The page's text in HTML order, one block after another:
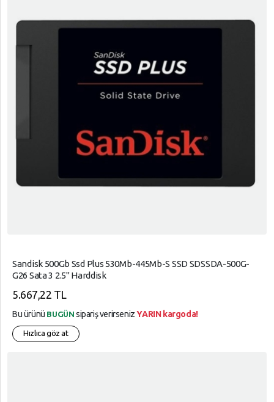
Sandisk 500Gb Ssd Plus 530Mb-445Mb-S SSD SDSSDA-500G-
G26 Sata 3 2.5" Harddisk
5.667,22 TL
Bu ürünü BUGÜN sipariş verirsenizYARIN kargoda!
Hızlıca göz at